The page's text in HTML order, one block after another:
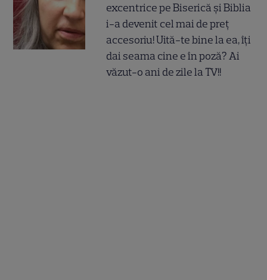
excentrice pe Biserică și Biblia
i-a devenit cel mai de preț
accesoriu! Uită-te bine la ea, îți
dai seama cine e în poză? Ai
văzut-o ani de zile la TV!!